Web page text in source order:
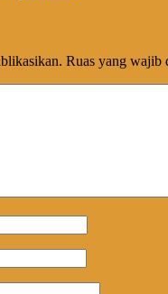
Ruas yang wajib